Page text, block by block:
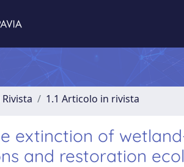
1.1 Articolo in rivista
extinction of
and restoration